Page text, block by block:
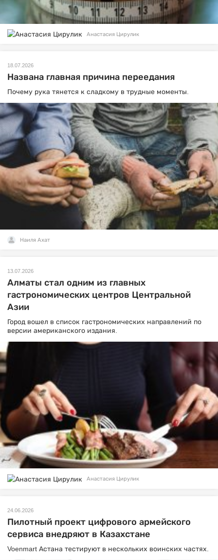
Анастасия Цирулик
18.07.2026
Названа главная причина переедания
Почему рука тянется к сладкому в трудные моменты.
Наиля Ахат
13.07.2026
Алматы стал одним из главных
гастрономических центров Центральной
Азии
Город вошел в список гастрономических направлений по
версии американского издания.
Анастасия Цирулик
24.06.2026
Пилотный проект цифрового армейского
сервиса внедряют в Казахстане
Voenmart Астана тестируют в нескольких воинских частях.